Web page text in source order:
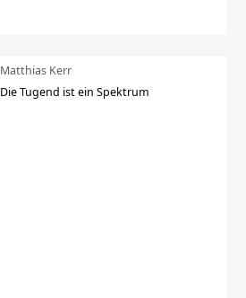
Matthias Kerr
Die Tugend ist ein Spektrum